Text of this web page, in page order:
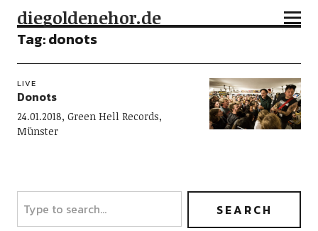
diegoldenehor.de
Tag:donots
LIVE
Donots
24.01.2018, Green Hell Records,
Münster